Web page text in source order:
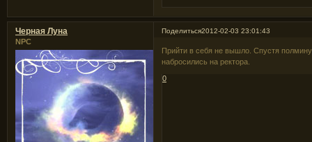
Поделиться2012-02-03 23:01:43
Черная Луна
NPC
Прийти в себя не вышло. Спустя
набросились на ректора.
0